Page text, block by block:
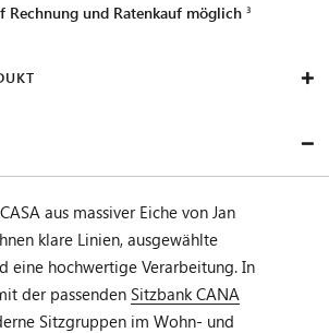
Rechnung und Ratenkauf möglich
aus massiver Eiche von Jan
klare Linien, ausgewählte
eine hochwertige Verarbeitung. In
der passenden Sitzbank CANA
Sitzgruppen im Wohn- und